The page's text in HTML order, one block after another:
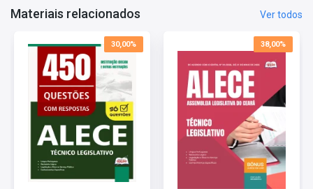
Materiais relacionados Ver todos
30,00% 38,00%